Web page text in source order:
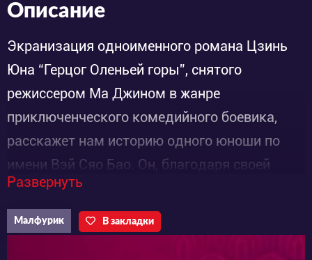
Описание
Экранизация одноименного романа Цзинь
Юна “Герцог Оленьей горы”, снятого
режиссером Ма Джином в жанре
приключенческого комедийного боевика,
расскажет нам историю одного юноши по
имени Вэй Сяо Бао. Он, благодаря своей
смекалке и острому уму смог воплотить
давнюю мечту в жизнь.
Развернуть
Малфурик В закладки